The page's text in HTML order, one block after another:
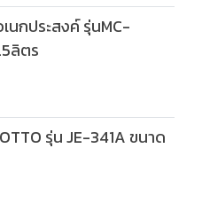
นกประสงค์ รุ่นMC-
ลิตร
รุ่น JE-341A ขนาด